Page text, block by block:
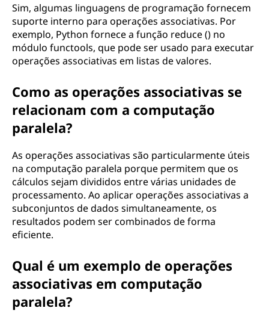
Sim, algumas linguagens de programação fornecem
suporte interno para operações associativas. Por
exemplo, Python fornece a função reduce () no
módulo functools, que pode ser usado para executar
operações associativas em listas de valores.
Como as operações associativas se
relacionam com a computação
paralela?
As operações associativas são particularmente úteis
na computação paralela porque permitem que os
cálculos sejam divididos entre várias unidades de
processamento. Ao aplicar operações associativas a
subconjuntos de dados simultaneamente, os
resultados podem ser combinados de forma
eficiente.
Qual é um exemplo de operações
associativas em computação
paralela?